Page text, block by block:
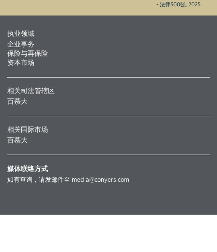
- 法律500强, 2025
执业领域
企业事务
保险与再保险
资本市场
相关司法管辖区
百慕大
相关国际市场
百慕大
媒体联络方式
如有查询，请发邮件至 media@conyers.com